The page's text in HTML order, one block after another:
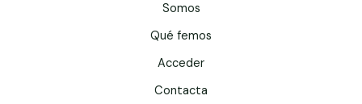
Somos
Qué femos
Acceder
Contacta